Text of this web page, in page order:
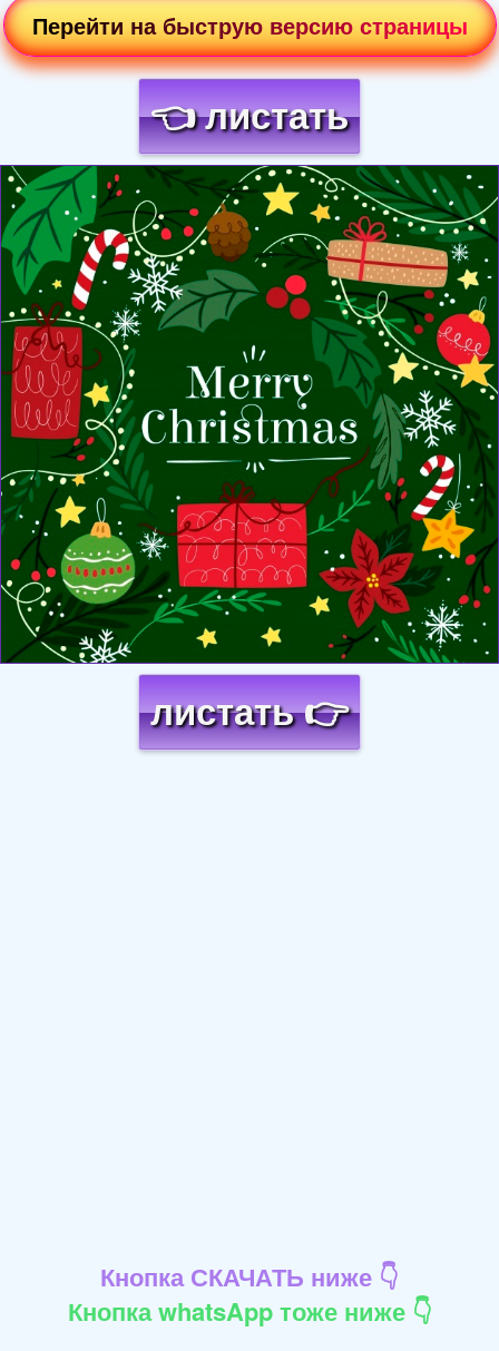
Перейти на быструю версию страницы
👈 листать
Загрузка картинки...
листать 👉
Кнопка СКАЧАТЬ ниже 👇
Кнопка whatsApp тоже ниже 👇